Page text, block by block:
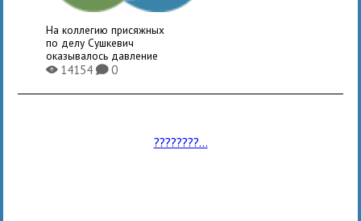
На коллегию присяжных
по делу Сушкевич
оказывалось давление
X14154K0
????????...